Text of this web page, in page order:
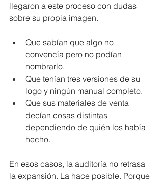
llegaron a este proceso con dudas
sobre su propia imagen.
Que sabían que algo no
convencía pero no podían
nombrarlo.
Que tenían tres versiones de su
logo y ningún manual completo.
Que sus materiales de venta
decían cosas distintas
dependiendo de quién los había
hecho.
En esos casos, la auditoría no retrasa
la expansión. La hace posible. Porque